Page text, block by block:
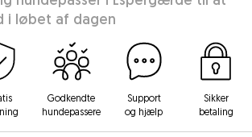
i løbet af dagen
Godkendte
hundepassere
Support
og hjælp
Sikker
betaling